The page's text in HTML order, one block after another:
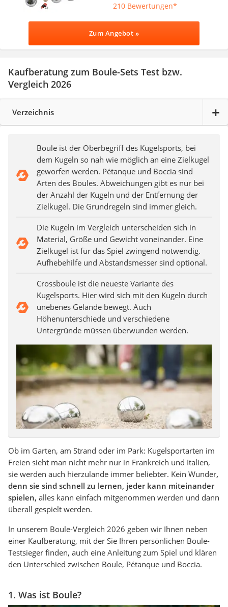
210 Bewertungen
Zum Angebot »
Kaufberatung zum Boule-Sets Test bzw.
Vergleich 2026
Verzeichnis
Boule ist der Oberbegriff des Kugelsports, bei
dem Kugeln so nah wie möglich an eine Zielkugel
geworfen werden. Pétanque und Boccia sind
Arten des Boules. Abweichungen gibt es nur bei
der Anzahl der Kugeln und der Entfernung der
Zielkugel. Die Grundregeln sind immer gleich.
Die Kugeln im Vergleich unterscheiden sich in
Material, Größe und Gewicht voneinander. Eine
Zielkugel ist für das Spiel zwingend notwendig.
Aufhebehilfe und Abstandsmesser sind optional.
Crossboule ist die neueste Variante des
Kugelsports. Hier wird sich mit den Kugeln durch
unebenes Gelände bewegt. Auch
Höhenunterschiede und verschiedene
Untergründe müssen überwunden werden.
Ob im Garten, am Strand oder im Park: Kugelsportarten im
Freien sieht man nicht mehr nur in Frankreich und Italien,
sie werden auch hierzulande immer beliebter. Kein Wunder,
denn sie sind schnell zu lernen, jeder kann miteinander
spielen, alles kann einfach mitgenommen werden und dann
überall gespielt werden.
In unserem Boule-Vergleich 2026 geben wir Ihnen neben
einer Kaufberatung, mit der Sie Ihren persönlichen Boule-
Testsieger finden, auch eine Anleitung zum Spiel und klären
den Unterschied zwischen Boule, Pétanque und Boccia.
1. Was ist Boule?